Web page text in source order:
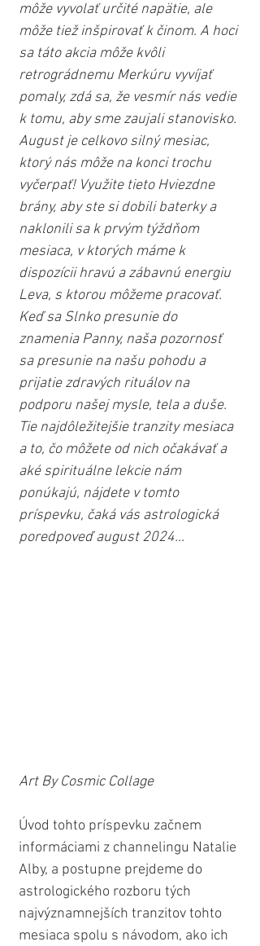
môže vyvolať určité napätie, ale
môže tiež inšpirovať k činom. A hoci
sa táto akcia môže kvôli
retrográdnemu Merkúru vyvíjať
pomaly, zdá sa, že vesmír nás vedie
k tomu, aby sme zaujali stanovisko.
August je celkovo silný mesiac,
ktorý nás môže na konci trochu
vyčerpať! Využite tieto Hviezdne
brány, aby ste si dobili baterky a
naklonili sa k prvým týždňom
mesiaca, v ktorých máme k
dispozícii hravú a zábavnú energiu
Leva, s ktorou môžeme pracovať.
Keď sa Slnko presunie do
znamenia Panny, naša pozornosť
sa presunie na našu pohodu a
prijatie zdravých rituálov na
podporu našej mysle, tela a duše.
Tie najdôležitejšie tranzity mesiaca
a to, čo môžete od nich očakávať a
aké spirituálne lekcie nám
ponúkajú, nájdete v tomto
príspevku, čaká vás astrologická
poredpoveď august 2024...
Art By Cosmic Collage
Úvod tohto príspevku začnem
informáciami z channelingu Natalie
Alby, a postupne prejdeme do
astrologického rozboru tých
najvýznamnejších tranzitov tohto
mesiaca spolu s návodom, ako ich